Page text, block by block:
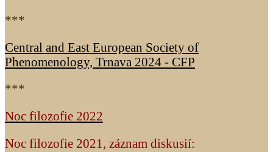
***
Central and East European Society of
Phenomenology, Trnava 2024 - CFP
***
Noc filozofie 2022
Noc filozofie 2021, záznam diskusií: